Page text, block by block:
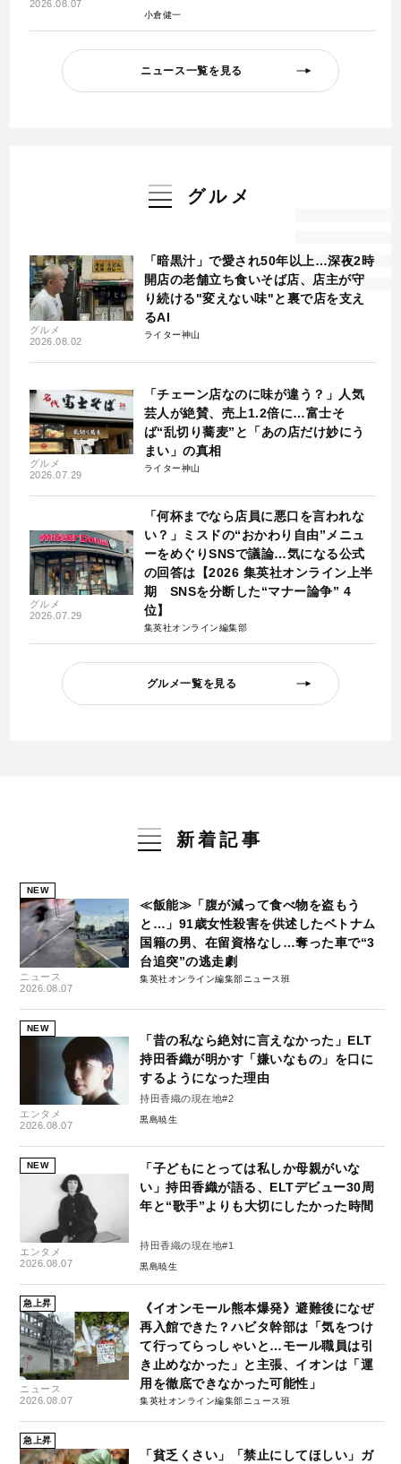
2026.08.07
小倉健一
ニュース一覧を見る
グルメ
グルメ
2026.08.02
「暗黒汁」で愛され50年以上…深夜2時
開店の老舗立ち食いそば店、店主が守
り続ける"変えない味"と裏で店を支え
るAI
ライター神山
グルメ
2026.07.29
「チェーン店なのに味が違う？」人気
芸人が絶賛、売上1.2倍に…富士そ
ば“乱切り蕎麦”と「あの店だけ妙にう
まい」の真相
ライター神山
グルメ
2026.07.29
「何杯までなら店員に悪口を言われな
い？」ミスドの“おかわり自由”メニュ
ーをめぐりSNSで議論…気になる公式
の回答は【2026 集英社オンライン上半
期 SNSを分断した“マナー論争” 4
位】
集英社オンライン編集部
グルメ一覧を見る
新着記事
NEW
ニュース
2026.08.07
≪飯能≫「腹が減って食べ物を盗もう
と…」91歳女性殺害を供述したベトナム
国籍の男、在留資格なし…奪った車で“3
台追突”の逃走劇
集英社オンライン編集部ニュース班
NEW
エンタメ
2026.08.07
「昔の私なら絶対に言えなかった」ELT
持田香織が明かす「嫌いなもの」を口に
するようになった理由
持田香織の現在地#2
黒島暁生
NEW
エンタメ
2026.08.07
「子どもにとっては私しか母親がいな
い」持田香織が語る、ELTデビュー30周
年と“歌手”よりも大切にしたかった時間
持田香織の現在地#1
黒島暁生
急上昇
ニュース
2026.08.07
《イオンモール熊本爆発》避難後になぜ
再入館できた？ハビタ幹部は「気をつけ
て行ってらっしゃいと…モール職員は引
き止めなかった」と主張、イオンは「運
用を徹底できなかった可能性」
集英社オンライン編集部ニュース班
急上昇
「貧乏くさい」「禁止にしてほしい」ガ